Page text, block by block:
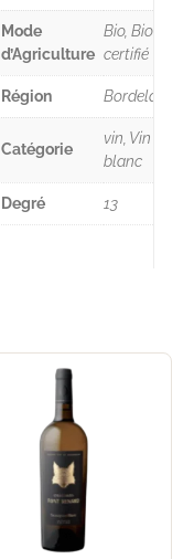
Mode
d’Agriculture
Bio, Bio
certifié
Région Bordelais
Catégorie
vin, Vin
blanc
Degré 13